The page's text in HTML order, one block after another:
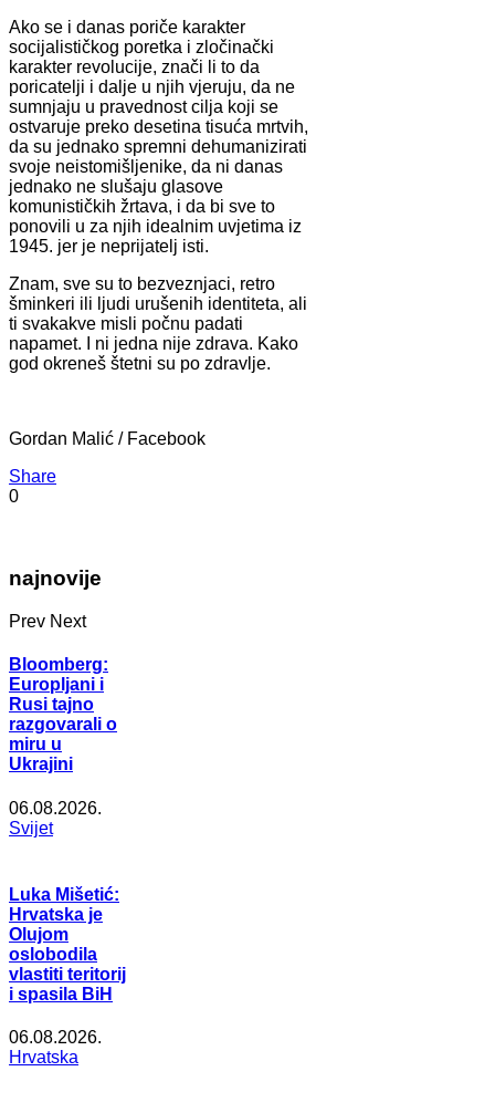
Ako se i danas poriče karakter
socijalističkog poretka i zločinački
karakter revolucije, znači li to da
poricatelji i dalje u njih vjeruju, da ne
sumnjaju u pravednost cilja koji se
ostvaruje preko desetina tisuća mrtvih,
da su jednako spremni dehumanizirati
svoje neistomišljenike, da ni danas
jednako ne slušaju glasove
komunističkih žrtava, i da bi sve to
ponovili u za njih idealnim uvjetima iz
1945. jer je neprijatelj isti.
Znam, sve su to bezveznjaci, retro
šminkeri ili ljudi urušenih identiteta, ali
ti svakakve misli počnu padati
napamet. I ni jedna nije zdrava. Kako
god okreneš štetni su po zdravlje.
Gordan Malić / Facebook
Share
0
najnovije
Prev Next
Bloomberg:
Europljani i
Rusi tajno
razgovarali o
miru u
Ukrajini
06.08.2026.
Svijet
Luka Mišetić:
Hrvatska je
Olujom
oslobodila
vlastiti teritorij
i spasila BiH
06.08.2026.
Hrvatska